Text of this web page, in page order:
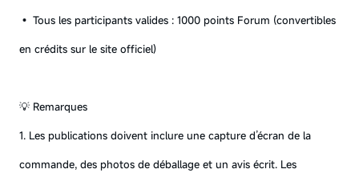
• Tous les participants valides : 1000 points Forum (convertibles
en crédits sur le site officiel)
💡 Remarques
1. Les publications doivent inclure une capture d’écran de la
commande, des photos de déballage et un avis écrit. Les